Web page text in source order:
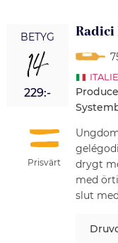
BETYG
14
229:-
Prisvärt
Radici
drygt
med
slut